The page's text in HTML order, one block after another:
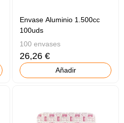
Envase Aluminio 1.500cc
100uds
100 envases
26,26 €
Añadir